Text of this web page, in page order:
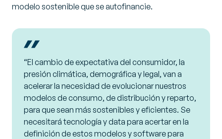
modelo sostenible que se autofinancie.
“El cambio de expectativa del consumidor, la
presión climática, demográfica y legal, van a
acelerar la necesidad de evolucionar nuestros
modelos de consumo, de distribución y reparto,
para que sean más sostenibles y eficientes. Se
necesitará tecnología y data para acertar en la
definición de estos modelos y software para